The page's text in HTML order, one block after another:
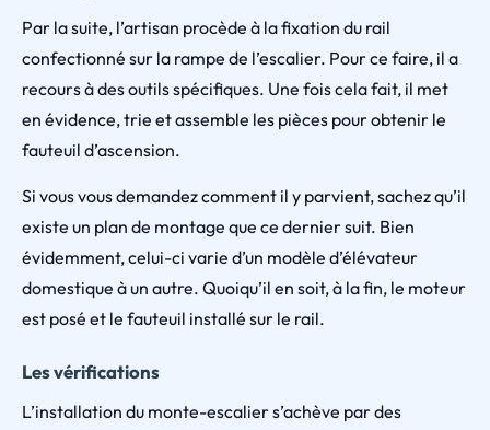
Par la suite, l’artisan procède à la fixation du rail
confectionné sur la rampe de l’escalier. Pour ce faire, il a
recours à des outils spécifiques. Une fois cela fait, il met
en évidence, trie et assemble les pièces pour obtenir le
fauteuil d’ascension.
Si vous vous demandez comment il y parvient, sachez qu’il
existe un plan de montage que ce dernier suit. Bien
évidemment, celui-ci varie d’un modèle d’élévateur
domestique à un autre. Quoiqu’il en soit, à la fin, le moteur
est posé et le fauteuil installé sur le rail.
Les vérifications
L’installation du monte-escalier s’achève par des